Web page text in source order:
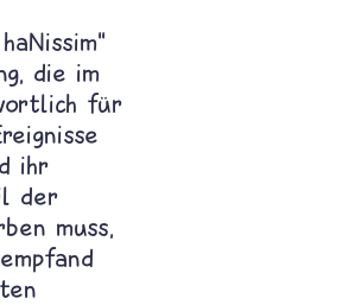
die im
für
ihr
der
muss,